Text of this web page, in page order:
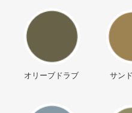
オリーブドラブ サン